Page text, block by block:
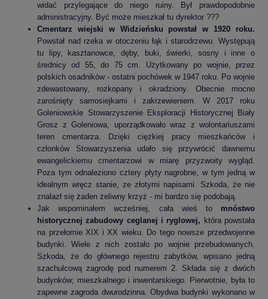
widać przylegające do niego ruiny. Był prawdopodobnie
administracyjny. Być może mieszkał tu dyrektor ???
Cmentarz wiejski w Widzieńsku powstał w 1920 roku.
Powstał nad rzeka w otoczeniu łąk i starodrzewu. Występują
tu lipy, kasztanowce, dęby, buki, świerki, sosny i inne o
średnicy od 55, do 75 cm. Użytkowany po wojnie, przez
polskich osadników - ostatni pochówek w 1947 roku. Po wojnie
zdewastowany, rozkopany i okradziony. Obecnie mocno
zarośnięty samosiejkami i zakrzewieniem. W 2017 roku
Goleniowskie Stowarzyszenie Eksploracji Historycznej Biały
Grosz z Goleniowa, uporządkowało wraz z wolontariuszami
teren cmentarza. Dzięki ciężkiej pracy mieszkańców i
członków Stowarzyszenia udało się przywrócić dawnemu
ewangelickiemu cmentarzowi w miarę przyzwoity wygląd.
Poza tym odnaleziono cztery płyty nagrobne, w tym jedną w
idealnym wręcz stanie, ze złotymi napisami. Szkoda, że nie
znalazł się żaden żeliwny krzyż - mi bardzo się podobają.
Jak wspominałem wcześniej, cała wieś to mnóstwo
historycznej zabudowy ceglanej i ryglowej, która powstała
na przełomie XIX i XX wieku. Do tego nowsze przedwojenne
budynki. Wiele z nich zostało po wojnie przebudowanych.
Szkoda, że do głównego rejestru zabytków, wpisano jedną
szachulcową zagrodę pod numerem 2. Składa się z dwóch
budynków; mieszkalnego i inwentarskiego. Pierwotnie, była to
zapewne zagroda dwurodzinna. Obydwa budynki wykonano w